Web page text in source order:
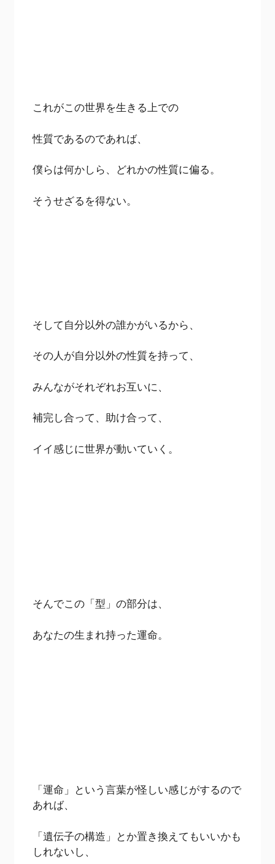
これがこの世界を生きる上での
性質であるのであれば、
僕らは何かしら、どれかの性質に偏る。
そうせざるを得ない。
そして自分以外の誰かがいるから、
その人が自分以外の性質を持って、
みんながそれぞれお互いに、
補完し合って、助け合って、
イイ感じに世界が動いていく。
そんでこの「型」の部分は、
あなたの生まれ持った運命。
「運命」という言葉が怪しい感じがするので
あれば、
「遺伝子の構造」とか置き換えてもいいかも
しれないし、